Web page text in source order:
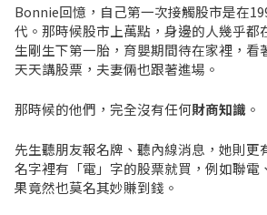
Bonnie回憶，自己第一次接觸股市是在
代。那時候股市上萬點，身邊的人幾乎都
生剛生下第一胎，育嬰期間待在家裡，看
天天講股票，夫妻倆也跟著進場。
那時候的他們，完全沒有任何財商知識 。
先生聽朋友報名牌、聽內線消息，她則更
名字裡有「電」字的股票就買，例如聯電
果竟然也莫名其妙賺到錢。